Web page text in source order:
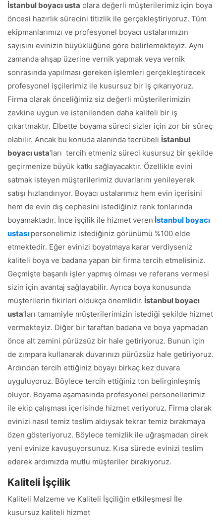
İstanbul boyacı usta olara değerli müşterilerimiz için boya
öncesi hazırlık sürecini titizlik ile gerçekleştiriyoruz. Tüm
ekipmanlarımızı ve profesyonel boyacı ustalarımızın
sayısını evinizin büyüklüğüne göre belirlemekteyiz. Aynı
zamanda ahşap üzerine vernik yapmak veya vernik
sonrasında yapılması gereken işlemleri gerçekleştirecek
profesyonel işçilerimiz ile kusursuz bir iş çıkarıyoruz.
Firma olarak önceliğimiz siz değerli müşterilerimizin
zevkine uygun ve istenilenden daha kaliteli bir iş
çıkartmaktır. Elbette boyama süreci sizler için zor bir süreç
olabilir. Ancak bu konuda alanında tecrübeli İstanbul
boyacı usta’ları tercih etmeniz süreci kusursuz bir şekilde
geçirmenize büyük katkı sağlayacaktır. Özellikle evini
satmak isteyen müşterilerimiz duvarlarını yenileyerek
satışı hızlandırıyor. Boyacı ustalarımız hem evin içerisini
hem de evin dış cephesini istediğiniz renk tonlarında
boyamaktadır. İnce işçilik ile hizmet veren İstanbul boyacı
ustası personelimiz istediğiniz görünümü %100 elde
etmektedir. Eğer evinizi boyatmaya karar verdiyseniz
kaliteli boya ve badana yapan bir firma tercih etmelisiniz.
Geçmişte başarılı işler yapmış olması ve referans vermesi
sizin için avantaj sağlayabilir. Ayrıca boya konusunda
müşterilerin fikirleri oldukça önemlidir. İstanbul boyacı
usta’ları tamamiyle müşterilerimizin istediği şekilde hizmet
vermekteyiz. Diğer bir taraftan badana ve boya yapmadan
önce alt zemini pürüzsüz bir hale getiriyoruz. Bunun için
de zımpara kullanarak duvarınızı pürüzsüz hale getiriyoruz.
Ardından tercih ettiğiniz boyayı birkaç kez duvara
uyguluyoruz. Böylece tercih ettiğiniz ton belirginleşmiş
oluyor. Boyama aşamasında profesyonel personellerimiz
ile ekip çalışması içerisinde hizmet veriyoruz. Firma olarak
evinizi nasıl temiz teslim aldıysak tekrar temiz bırakmaya
özen gösteriyoruz. Böylece temizlik ile uğraşmadan direk
yeni evinize kavuşuyorsunuz. Kısa sürede evinizi teslim
ederek ardımızda mutlu müşteriler bırakıyoruz.
Kaliteli İşçilik
Kaliteli Malzeme ve Kaliteli İşçiliğin etkileşmesi İle
kusursuz kaliteli hizmet